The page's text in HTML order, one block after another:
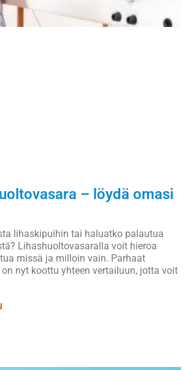
– löydä omasi
lihaskipuihin tai haluatko palautua
Lihashuoltovasaralla voit hieroa
missä ja milloin vain. Parhaat
nyt koottu yhteen vertailuun, jotta voit